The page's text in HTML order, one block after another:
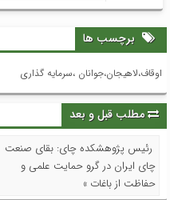
برچسب ها
اوقاف،لاهیجان،جوانان ،سرمایه گذاری
مطلب قبل و بعد
رئیس پژوهشکده چای: بقای صنعت
چای ایران در گرو حمایت علمی و
حفاظت از باغات »